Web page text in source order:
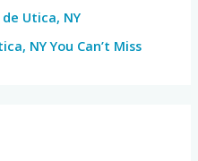
Utica, NY
NY You Can’t Miss